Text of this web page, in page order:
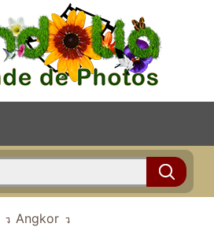
Angkor